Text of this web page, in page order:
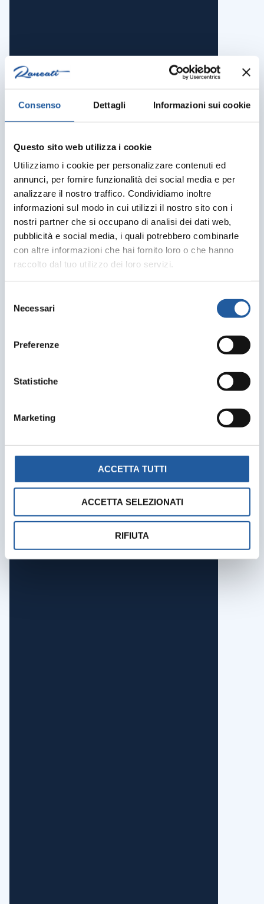
Consenso Dettagli Informazioni sui cookie
Questo sito web utilizza i cookie
Utilizziamo i cookie per personalizzare contenuti ed
annunci, per fornire funzionalità dei social media e per
analizzare il nostro traffico. Condividiamo inoltre
informazioni sul modo in cui utilizzi il nostro sito con i
nostri partner che si occupano di analisi dei dati web,
pubblicità e social media, i quali potrebbero combinarle
con altre informazioni che hai fornito loro o che hanno
raccolto dal tuo utilizzo dei loro servizi.
delNecessari
Preferenze
Statistiche
Marketing
ACCETTA TUTTI
ACCETTA SELEZIONATI
RIFIUTA